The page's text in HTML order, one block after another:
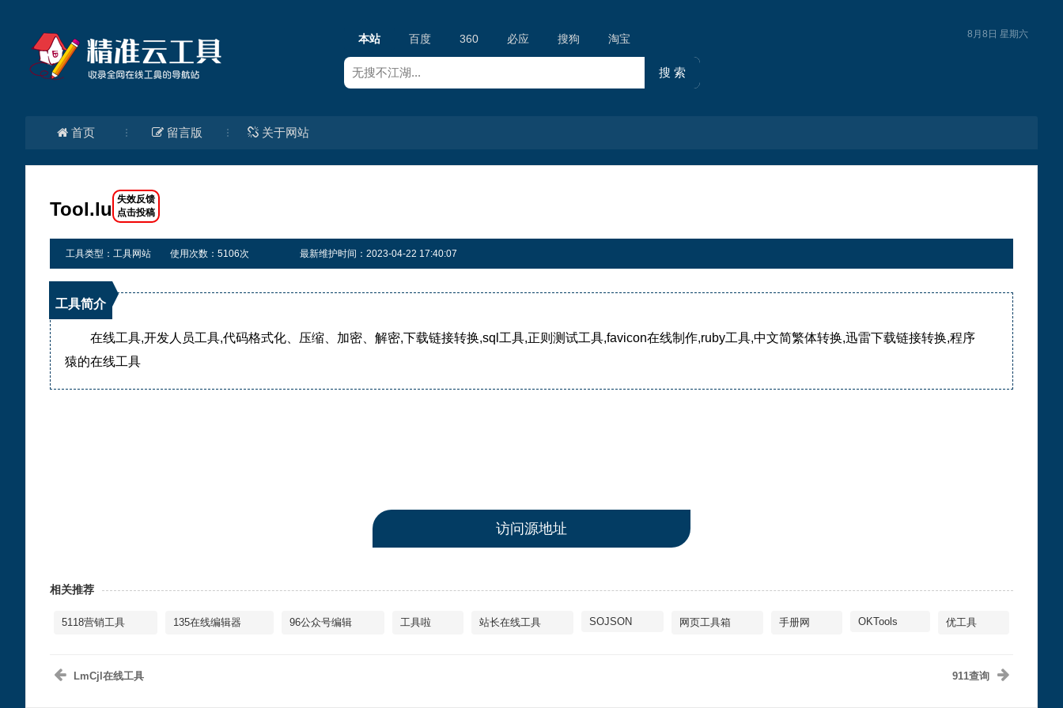
本站 百度 360 必应 搜狗 淘宝 8月8日 星期六
首页 留言版 关于网站
Tool.lu
工具类型：工具网站 使用次数：5106次 最新维护时间：2023-04-22 17:40:07
工具简介
在线工具,开发人员工具,代码格式化、压缩、加密、解密,下载链接转换,sql工具,正则测试工具,favicon在线制作,ruby工具,中文简繁体转换,迅雷下载链接转换,程序
猿的在线工具
访问源地址
相关推荐
5118营销工具 135在线编辑器 96公众号编辑 工具啦 站长在线工具 SOJSON 网页工具箱 手册网 OKTools 优工具
LmCjl在线工具 911查询